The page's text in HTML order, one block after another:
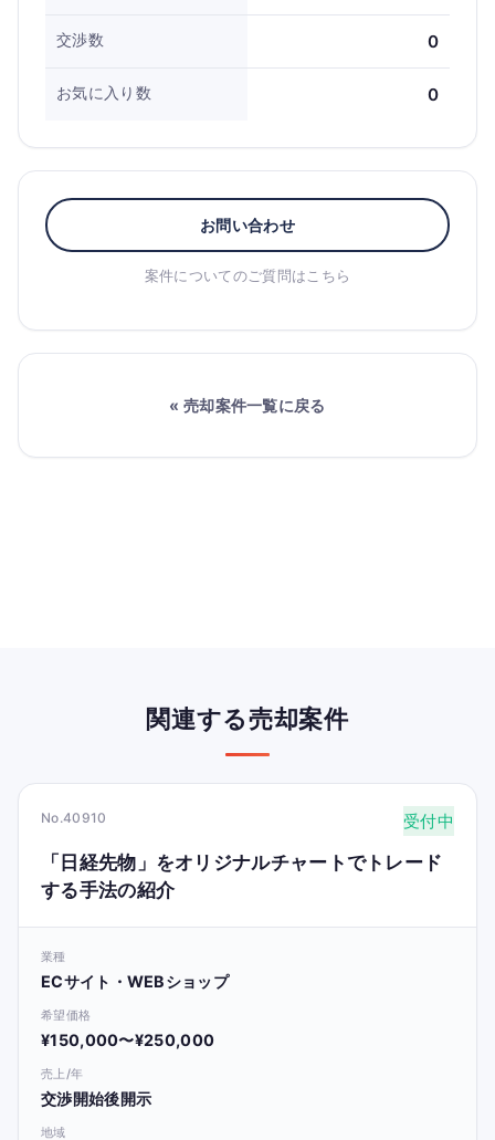
交渉数 0
お気に入り数 0
お問い合わせ
案件についてのご質問はこちら
« 売却案件一覧に戻る
関連する売却案件
No.40910 受付中
「日経先物」をオリジナルチャートでトレード
する手法の紹介
業種
ECサイト・WEBショップ
希望価格
¥150,000〜¥250,000
売上/年
交渉開始後開示
地域